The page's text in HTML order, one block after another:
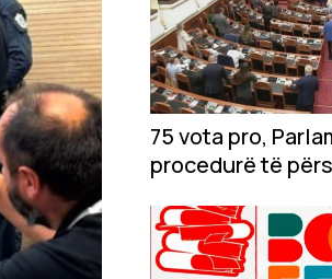
75 vota pro,
procedurë të